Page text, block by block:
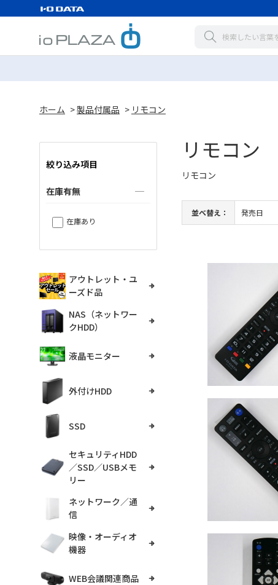
ホーム >製品付属品 > リモコン
絞り込み項目
在庫有無
在庫あり
アウトレット・ユ
ーズド品
NAS（ネットワー
クHDD）
液晶モニター
外付けHDD
SSD
セキュリティHDD
／SSD／USBメモ
リー
ネットワーク／通
信
映像・オーディオ
機器
WEB会議関連商品
リモコン
リモコン
並べ替え： 発売日